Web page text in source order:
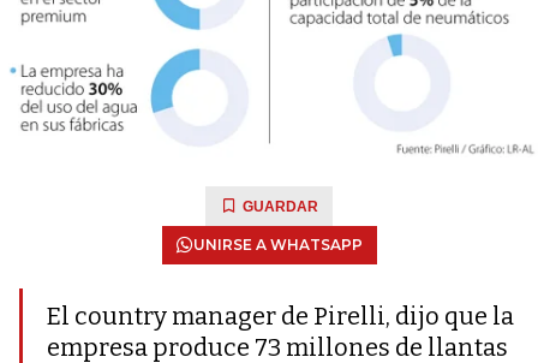
GUARDAR
UNIRSE A WHATSAPP
El country manager de Pirelli, dijo que la
empresa produce 73 millones de llantas